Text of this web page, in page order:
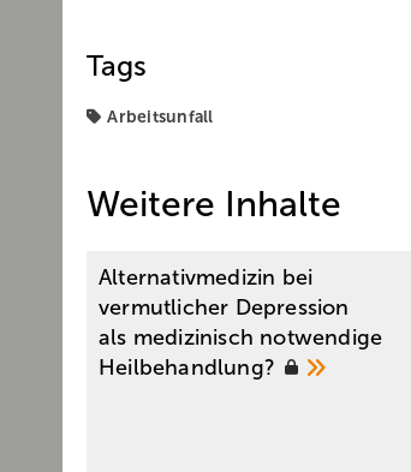
Tags
Arbeitsunfall
Weitere Inhalte
Alternativmedizin bei
vermutlicher Depression
als medizinisch notwendige
Heilbehandlung?